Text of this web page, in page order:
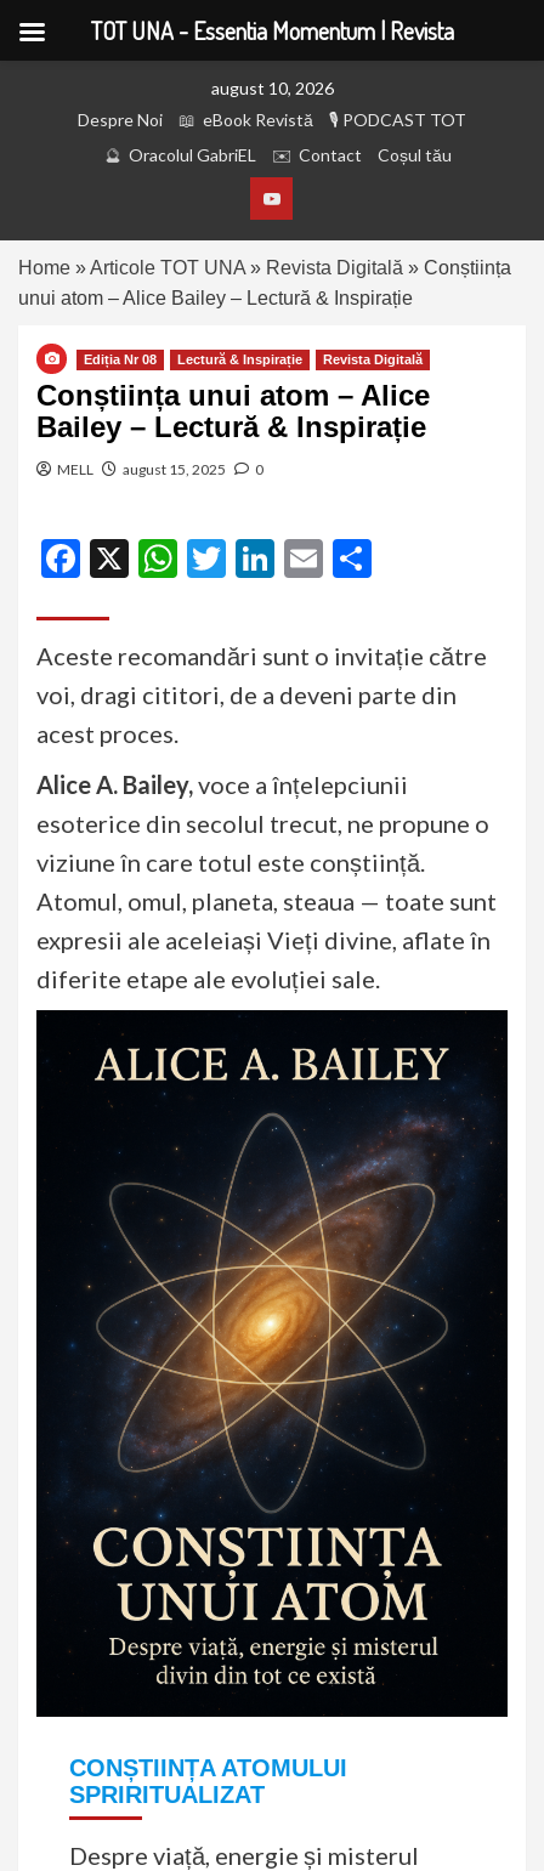
august 10, 2026
Despre Noi
eBook Revistă
PODCAST TOT
Oracolul GabriEL
Contact Coșul tău
Home »Articole TOT UNA » Revista Digitală » Conștiința
unui atom – Alice Bailey – Lectură & Inspirație
Ediția Nr 08 Lectură & Inspirație Revista Digitală
Conștiința unui atom – Alice
Bailey – Lectură & Inspirație
MELL august 15, 2025 0
Facebook
X WhatsApp
Twitter
LinkedIn
Email
Aceste recomandări sunt o invitație către
voi, dragi cititori, de a deveni parte din
acest proces.
Alice A. Bailey,voce a înțelepciunii
esoterice din secolul trecut, ne propune o
viziune în care totul este conștiință.
Atomul, omul, planeta, steaua — toate sunt
expresii ale aceleiași Vieți divine, aflate în
diferite etape ale evoluției sale.
CONȘTIINȚA ATOMULUI
SPRIRITUALIZAT
Despre viață, energie și misterul
TOT UNA - Essentia Momentum | Revista